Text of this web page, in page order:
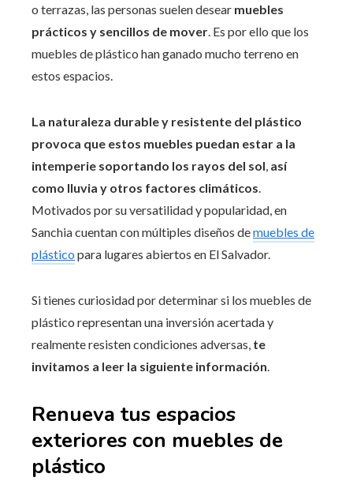
o terrazas, las personas suelen desear muebles
prácticos y sencillos de mover. Es por ello que los
muebles de plástico han ganado mucho terreno en
estos espacios.
La naturaleza durable y resistente del plástico
provoca que estos muebles puedan estar a la
intemperie soportando los rayos del sol, así
como lluvia y otros factores climáticos.
Motivados por su versatilidad y popularidad, en
Sanchia cuentan con múltiples diseños demuebles de
plástico para lugares abiertos en El Salvador.
Si tienes curiosidad por determinar si los muebles de
plástico representan una inversión acertada y
realmente resisten condiciones adversas, te
invitamos a leer la siguiente información.
Renueva tus espacios
exteriores con muebles de
plástico